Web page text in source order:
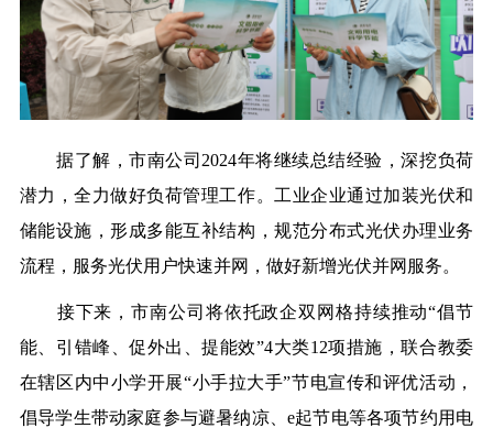
据了解，市南公司2024年将继续总结经验，深挖负荷
潜力，全力做好负荷管理工作。工业企业通过加装光伏和
储能设施，形成多能互补结构，规范分布式光伏办理业务
流程，服务光伏用户快速并网，做好新增光伏并网服务。
接下来，市南公司将依托政企双网格持续推动“倡节
能、引错峰、促外出、提能效”4大类12项措施，联合教委
在辖区内中小学开展“小手拉大手”节电宣传和评优活动，
倡导学生带动家庭参与避暑纳凉、e起节电等各项节约用电